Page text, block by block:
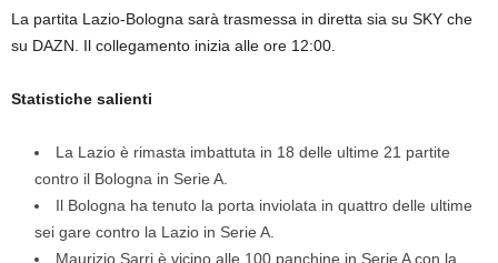
La partita Lazio-Bologna sarà trasmessa in diretta sia su SKY che
su DAZN. Il collegamento inizia alle ore 12:00.
Statistiche salienti
La Lazio è rimasta imbattuta in 18 delle ultime 21 partite
contro il Bologna in Serie A.
Il Bologna ha tenuto la porta inviolata in quattro delle ultime
sei gare contro la Lazio in Serie A.
Maurizio Sarri è vicino alle 100 panchine in Serie A con la